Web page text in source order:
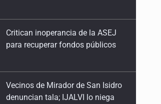
para recuperar fondos públicos
denuncian tala; IJALVI lo niega